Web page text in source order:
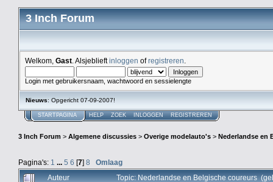
3 Inch Forum
Welkom, Gast . Alsjeblieftinloggen ofregistreren
Login met gebruikersnaam, wachtwoord en sessielengte
Nieuws: Opgericht 07-09-2007!
STARTPAGINA HELP ZOEK INLOGGEN REGISTREREN
3 Inch Forum > Algemene discussies > Overige modelauto's > Nederlandse en
Pagina's: 1 ... 5 6 [7] 8
Omlaag
Auteur
Topic: Nederlandse en Belgische coureurs